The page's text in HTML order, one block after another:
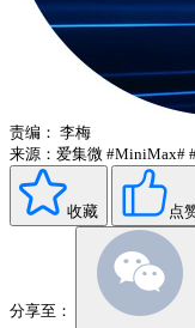
责编： 李梅
来源：爱集微 #MiniMax#
收藏 点
分享至：